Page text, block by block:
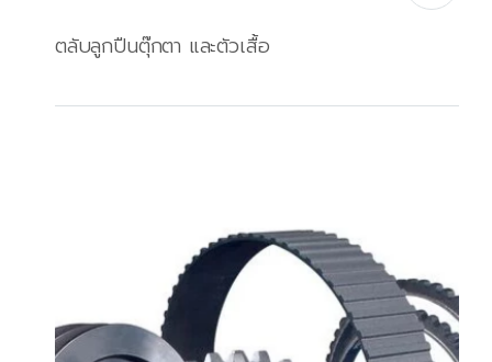
ตลับลูกปืนตุ๊กตา และตัวเสื้อ